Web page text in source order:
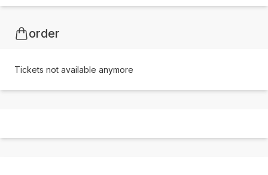
order
Tickets not available anymore